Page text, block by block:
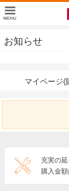
お知らせ
マイページ(
充実の
購入金